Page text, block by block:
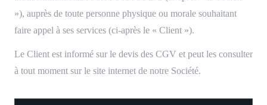
»), auprès de toute personne physique ou morale souhaitant
faire appel à ses services (ci-après le « Client »).
Le Client est informé sur le devis des CGV et peut les consulter
à tout moment sur le site internet de notre Société.